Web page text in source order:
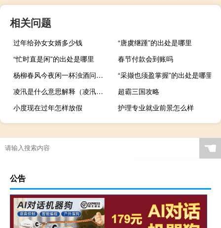
相关问题
过年给孙女女婿多少钱
“唐虞继踵”的出处是哪里
“忙时直是闲”的出处是哪里
春节付款会到账吗
杨柳春风今夜闲一杯浊酒问青天为何花有重开日（花有重开日 人无再少年 的意思是什么）
“采撷也须盈掌握”的出处是哪里
凌汛是什么意思解释（凌汛是什么意思）
超霸三国攻略
小度现在过年怎样放假
护理专业就业前景怎么样
☚
公告